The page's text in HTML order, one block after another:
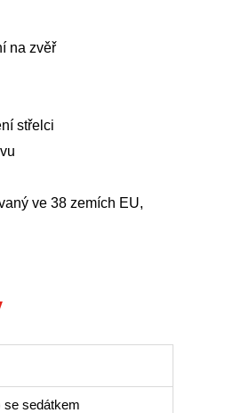
na zvěř
střelci
ve 38 zemích EU,
se sedátkem